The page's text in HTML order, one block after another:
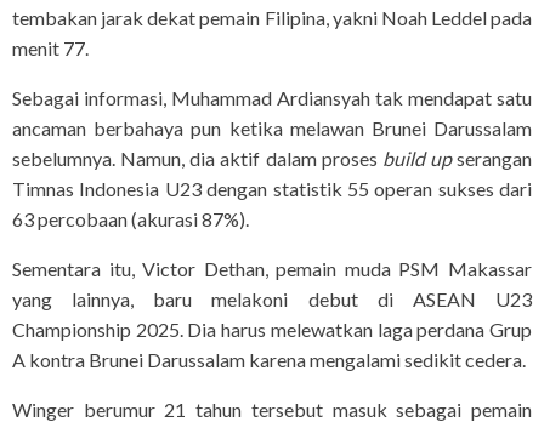
tembakan jarak dekat pemain Filipina, yakni Noah Leddel pada
menit 77.
Sebagai informasi, Muhammad Ardiansyah tak mendapat satu
ancaman berbahaya pun ketika melawan Brunei Darussalam
sebelumnya. Namun, dia aktif dalam proses build upserangan
Timnas Indonesia U23 dengan statistik 55 operan sukses dari
63 percobaan (akurasi 87%).
Sementara itu, Victor Dethan, pemain muda PSM Makassar
yang lainnya, baru melakoni debut di ASEAN U23
Championship 2025. Dia harus melewatkan laga perdana Grup
A kontra Brunei Darussalam karena mengalami sedikit cedera.
Winger berumur 21 tahun tersebut masuk sebagai pemain